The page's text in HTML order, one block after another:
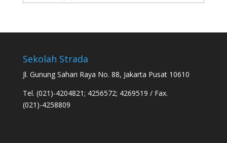
Sekolah Strada
Jl. Gunung Sahari Raya No. 88, Jakarta Pusat 10610
Tel. (021)-4204821; 4256572; 4269519 / Fax.
(021)-4258809